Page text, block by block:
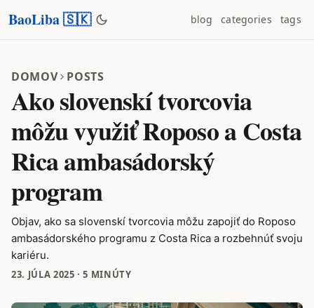
BaoLiba 🇸🇰 blog categories tags
DOMOV POSTS
Ako slovenskí tvorcovia
môžu využiť Roposo a Costa
Rica ambasádorský
program
Objav, ako sa slovenskí tvorcovia môžu zapojiť do Roposo
ambasádorského programu z Costa Rica a rozbehnúť svoju
kariéru.
23. JÚLA 2025 ·5 MINÚTY